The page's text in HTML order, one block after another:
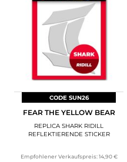
CODE SUN26
FEAR THE YELLOW BEAR
REPLICA SHARK RIDILL
REFLEKTIERENDE STICKER
Empfohlener Verkaufspreis: 14,90 €